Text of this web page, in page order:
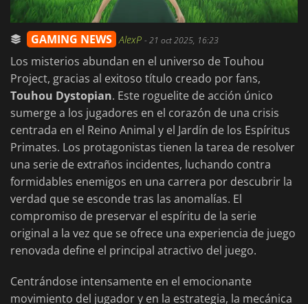
GAMING NEWS AlexP -21 oct 2025, 16:23
Los misterios abundan en el universo de Touhou
Project, gracias al exitoso título creado por fans,
Touhou Dystopian. Este roguelite de acción único
sumerge a los jugadores en el corazón de una crisis
centrada en el Reino Animal y el Jardín de los Espíritus
Primates. Los protagonistas tienen la tarea de resolver
una serie de extraños incidentes, luchando contra
formidables enemigos en una carrera por descubrir la
verdad que se esconde tras las anomalías. El
compromiso de preservar el espíritu de la serie
original a la vez que se ofrece una experiencia de juego
renovada define el principal atractivo del juego.
Centrándose intensamente en el emocionante
movimiento del jugador y en la estrategia, la mecánica